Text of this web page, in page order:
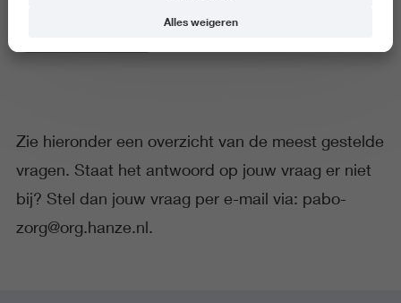
Zie hieronder een overzicht van de meest gestelde
vragen. Staat het antwoord op jouw vraag er niet
bij? Stel dan jouw vraag per e-mail via: pabo-
zorg@org.hanze.nl.
Alles weigeren